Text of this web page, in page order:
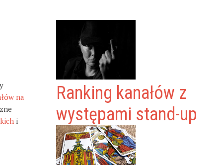
na
i
Ranking kanałów z
występami stand-up